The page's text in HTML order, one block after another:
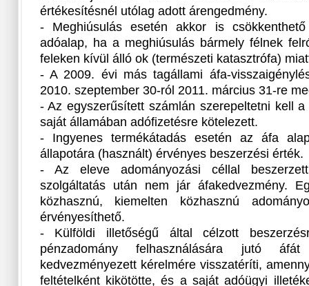
értékesítésnél utólag adott árengedmény.
- Meghiúsulás esetén akkor is
adóalap, ha a meghiúsulás bármely félnek
feleken kívül álló ok (természeti katasztrófa)
- A 2009. évi más tagállami áfa-
2010. szeptember 30-ról 2011. március 31-re
- Az egyszerűsített számlán szerepeltetni kell
saját államában adófizetésre kötelezett.
- Ingyenes termékátadás esetén az áfa
állapotára (használt) érvényes beszerzési érték.
- Az eleve adományozási céllal
szolgáltatás után nem jár áfakedvezmény.
közhasznú, kiemelten közhasznú
érvényesíthető.
- Külföldi illetőségű által célzott
pénzadomány felhasználására jutó
kedvezményezett kérelmére visszatéríti,
feltételként kikötötte, és a saját adóügyi